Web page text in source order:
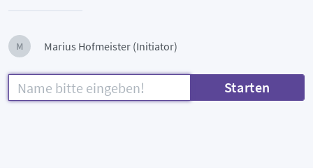
M Marius Hofmeister (Initiator)
Starten